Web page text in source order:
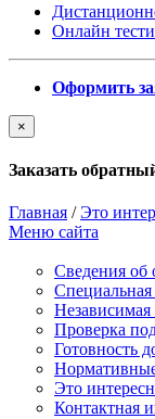
Онлайн
Оформить
×
Заказать
Главная /Это
Меню сайта
Сведения об
Проверка
Готовность
Это
Контактная